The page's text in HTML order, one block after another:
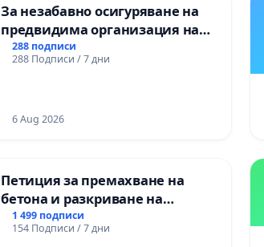
За незабавно осигуряване на
предвидима организация на
учебния процес и гарантиране
на правото на равнопоставено
Александър I“ и Хуманитарна
288 подписи
288 Подписи / 7 дни
6 Aug 2026
Петиция за премахване на
бетона и разкриване на
античното сърце на
Могиланската могила във
1 499 подписи
154 Подписи / 7 дни